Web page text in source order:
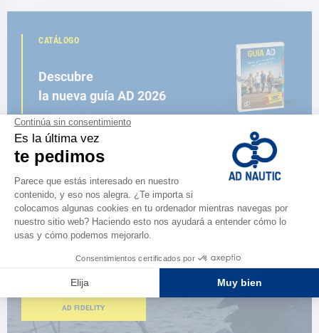
CATÁLOGO
Descubre
la nueva guía AD 2026
NAVEGAR POR EL CATÁLOGO
ESPACIO FIDELIDAD
¿Eres apasionado?
Benefíciate de ventajas exclusivas
AD FIDELITY